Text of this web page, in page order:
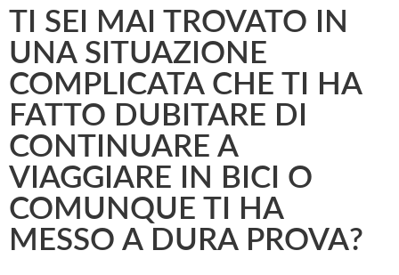
TI SEI MAI TROVATO IN
UNA SITUAZIONE
COMPLICATA CHE TI HA
FATTO DUBITARE DI
CONTINUARE A
VIAGGIARE IN BICI O
COMUNQUE TI HA
MESSO A DURA PROVA?